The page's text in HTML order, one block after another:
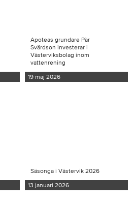
Apoteas grundare Pär
Svärdson investerar i
Västerviksbolag inom
vattenrening
19 maj 2026
Säsonga i Västervik 2026
13 januari 2026